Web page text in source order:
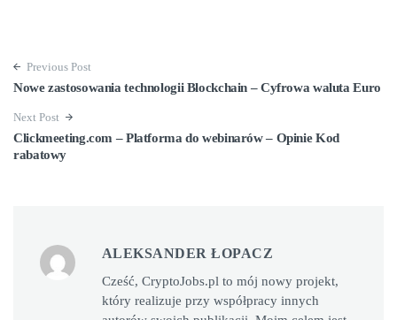
Previous Post
Nowe zastosowania technologii Blockchain – Cyfrowa waluta Euro
Next Post
Clickmeeting.com – Platforma do webinarów – Opinie Kod
rabatowy
ALEKSANDER ŁOPACZ
Cześć, CryptoJobs.pl to mój nowy projekt,
który realizuje przy współpracy innych